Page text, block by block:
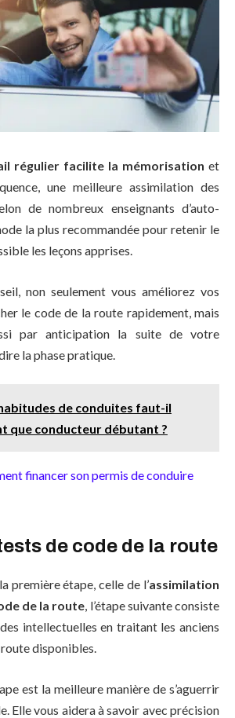
régulier facilite la mémorisation et
une meilleure assimilation des
de nombreux enseignants d’auto-
la plus recommandée pour retenir le
les leçons apprises.
non seulement vous améliorez vos
le code de la route rapidement, mais
par anticipation la suite de votre
la phase pratique.
de conduites faut-il
que conducteur débutant ?
financer son permis de conduire
de code de la route
première étape, celle de l’assimilation
de la route, l’étape suivante consiste
intellectuelles en traitant les anciens
disponibles.
est la meilleure manière de s’aguerrir
Elle vous aidera à savoir avec précision